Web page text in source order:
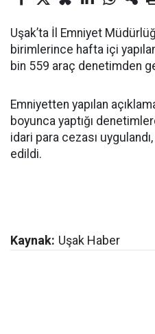
Uşak’ta İl Emniyet
birimlerince hafta içi
bin 559 araç denetimden
Emniyetten yapılan
boyunca yaptığı
idari para cezası
edildi.
Kaynak: Uşak Haber